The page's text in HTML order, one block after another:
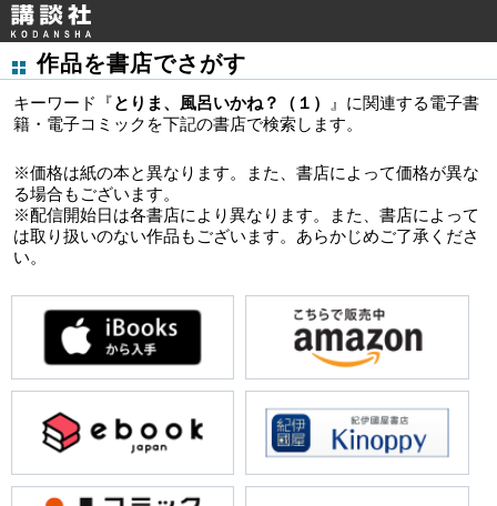
作品を書店でさがす
キーワード『とりま、風呂いかね？（１）
』に関連する電子書
籍・電子コミックを下記の書店で検索します。
※価格は紙の本と異なります。また、書店によって価格が異な
る場合もございます。
※配信開始日は各書店により異なります。また、書店によって
は取り扱いのない作品もございます。あらかじめご了承くださ
い。